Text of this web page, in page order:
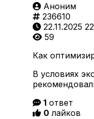
Аноним
236610
22.11.2025
59
Как
В условиях
1 ответ
0 лайков